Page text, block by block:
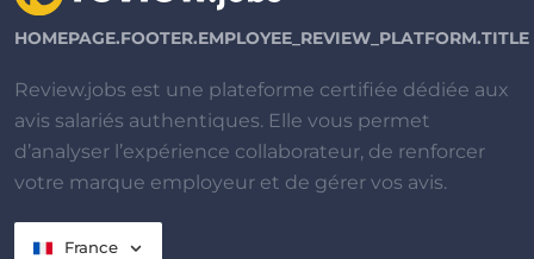
HOMEPAGE.FOOTER.EMPLOYEE_REVIEW_PLATFORM.TITLE
Review.jobs est une plateforme certifiée dédiée aux
avis salariés authentiques. Elle vous permet
d’analyser l’expérience collaborateur, de renforcer
votre marque employeur et de gérer vos avis.
France